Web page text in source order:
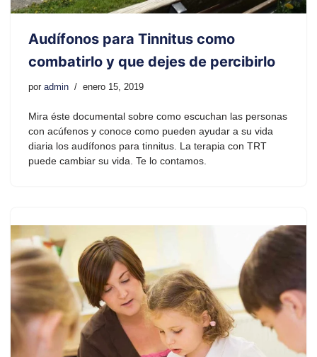
Audífonos para Tinnitus como
combatirlo y que dejes de percibirlo
por admin enero 15, 2019
Mira éste documental sobre como escuchan las personas
con acúfenos y conoce como pueden ayudar a su vida
diaria los audífonos para tinnitus. La terapia con TRT
puede cambiar su vida. Te lo contamos.